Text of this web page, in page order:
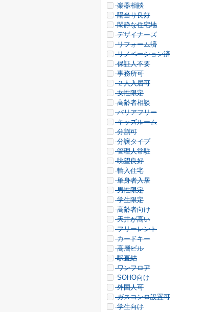
楽器相談
陽当り良好
閑静な住宅地
デザイナーズ
リフォーム済
リノベーション済
保証人不要
事務所可
２人入居可
女性限定
高齢者相談
バリアフリー
キッズルーム
分割可
分譲タイプ
管理人常駐
眺望良好
輸入住宅
単身者入居
男性限定
学生限定
高齢者向け
天井が高い
フリーレント
カードキー
高層ビル
駅直結
ワンフロア
SOHO向け
外国人可
ガスコンロ設置可
学生向け